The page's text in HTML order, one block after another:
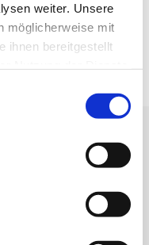
weiter. Unsere
möglicherweise mit
ihnen bereitgestellt
30,00
17,00
Newsletter